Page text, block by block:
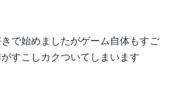
で始めましたがゲーム自体もすご
すこしカクついてしまいます